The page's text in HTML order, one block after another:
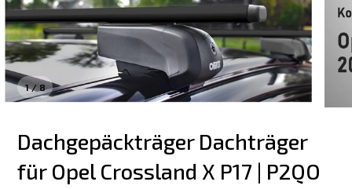
1/ 8
Dachgepäckträger Dachträger
für Opel Crossland X P17 | P2QO